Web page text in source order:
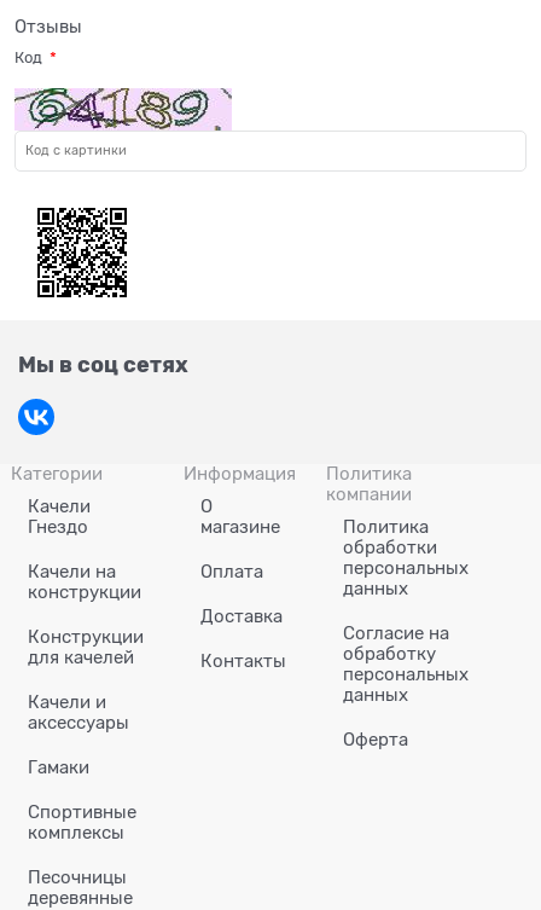
Отзывы
Код
Мы в соц сетях
Категории
Качели
Гнездо
Качели на
конструкции
Конструкции
для качелей
Качели и
аксессуары
Гамаки
Спортивные
комплексы
Песочницы
деревянные
Информация
О
магазине
Оплата
Доставка
Контакты
Политика
компании
Политика
обработки
персональных
данных
Согласие на
обработку
персональных
данных
Оферта